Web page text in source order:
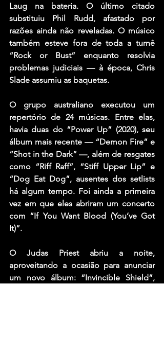
Laug na bateria. O último citado
substituiu Phil Rudd, afastado por
razões ainda não reveladas. O músico
também esteve fora de toda a turnê
“Rock or Bust” enquanto resolvia
problemas judiciais — à época, Chris
Slade assumiu as baquetas.
O grupo australiano executou um
repertório de 24 músicas. Entre elas,
havia duas do “Power Up” (2020), seu
álbum mais recente — “Demon Fire” e
“Shot in the Dark” —, além de resgates
como “Riff Raff”, “Stiff Upper Lip” e
“Dog Eat Dog”, ausentes dos setlists
há algum tempo. Foi ainda a primeira
vez em que eles abriram um concerto
com “If You Want Blood (You’ve Got
It)”.
O Judas Priest abriu a noite,
aproveitando a ocasião para anunciar
um novo álbum: “Invincible Shield”,